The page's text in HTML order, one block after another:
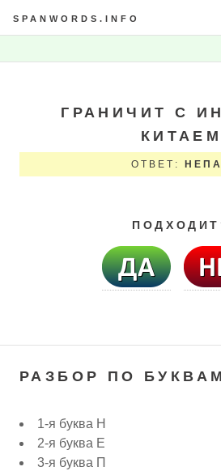
SPANWORDS.INFO
ГРАНИЧИТ С
КИТАЕМ
ОТВЕТ:
РАЗБОР ПО
1-я буква Н
2-я буква Е
3-я буква П